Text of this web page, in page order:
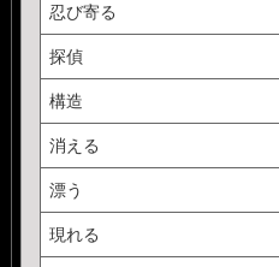
忍び寄る
探偵
構造
消える
漂う
現れる